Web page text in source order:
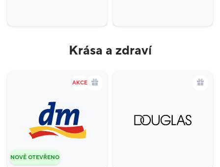
Krása a zdraví
NOVĚ OTEVŘENO
AKCE